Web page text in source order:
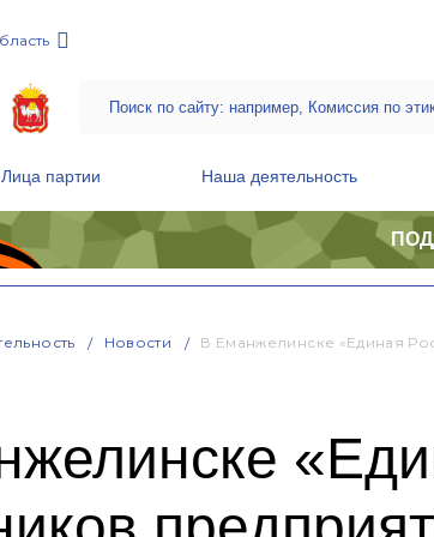
Лица партии Наша деятельность
Новости В Еманжелинске «Единая